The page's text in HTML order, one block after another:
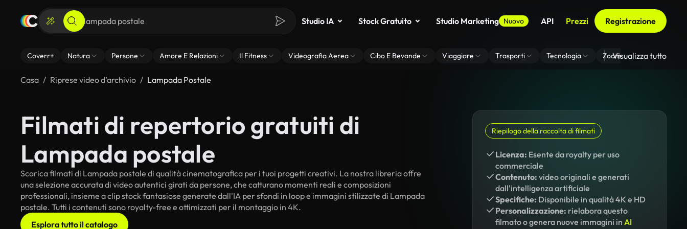
Studio IA Stock Gratuito Studio Marketing Nuovo API Prezzi Registrazione
Coverr+ Natura Persone Amore E Relazioni Il Fitness Videografia Aerea Cibo E Bevande Viaggiare Trasporti Tecnologia Zoom Di Sfondo Virtuale
Visualizza tutto
Casa Riprese video d’archivio Lampada Postale
Filmati di repertorio gratuiti di
Lampada postale
Scarica filmati di Lampada postale di qualità cinematografica per i tuoi progetti creativi. La nostra libreria offre
una selezione accurata di video autentici girati da persone, che catturano momenti reali e composizioni
professionali, insieme a clip stock fantasiose generate dall'IA per sfondi in loop e immagini stilizzate di Lampada
postale. Tutti i contenuti sono royalty-free e ottimizzati per il montaggio in 4K.
Esplora tutto il catalogo
Riepilogo della raccolta di filmati
Licenza: Esente da royalty per uso
commerciale
Contenuto: video originali e generati
dall'intelligenza artificiale
Specifiche: Disponibile in qualità 4K e HD
Personalizzazione: rielabora questo
filmato o genera nuove immagini in AI